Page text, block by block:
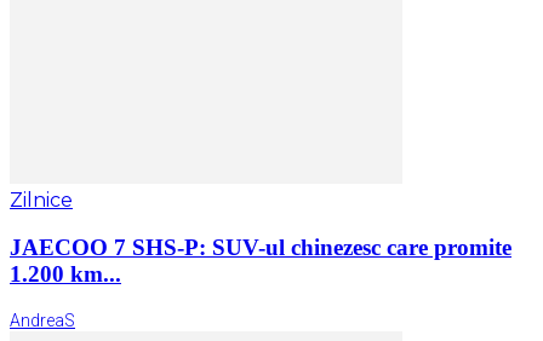
Zilnice
JAECOO 7 SHS-P: SUV-ul chinezesc care promite
1.200 km...
AndreaS